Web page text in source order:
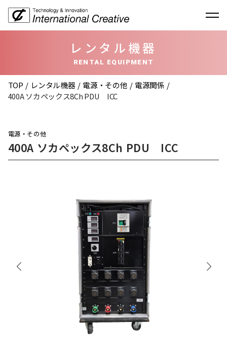
レンタル機器
RENTAL EQUIPMENT
TOP レンタル機器 電源・その他
電源関係
400A ソカペックス8Ch PDU ICC
電源・その他
400A ソカペックス8Ch PDU ICC